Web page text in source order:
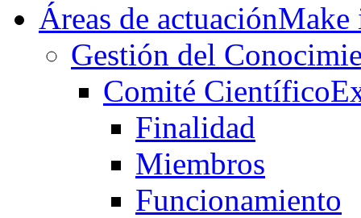
Áreas de actuación
Gestión del
Comité Científico
Finalidad
Miembros
Funcionamiento